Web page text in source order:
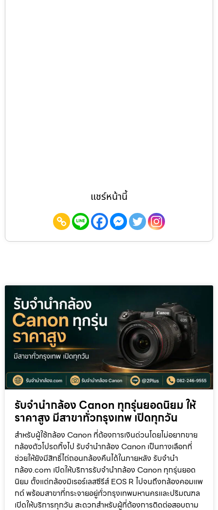
แชร์หน้านี้
รับจำนำกล้อง Canon ทุกรุ่นยอดนิยม ให้
ราคาสูง มีสาขาทั่วกรุงเทพ เปิดทุกวัน
สำหรับผู้ใช้กล้อง Canon ที่ต้องการเงินด่วนโดยไม่อยากขาย
กล้องตัวโปรดทิ้งไป รับจำนำกล้อง Canon เป็นทางเลือกที่
ช่วยให้ยังมีสิทธิ์ไถ่ถอนกล้องคืนได้ในภายหลัง รับจำนำ
กล้อง.com เปิดให้บริการรับจำนำกล้อง Canon ทุกรุ่นยอด
นิยม ตั้งแต่กล้องมิเรอร์เลสซีรีส์ EOS R ไปจนถึงกล้องคอมแพ
กต์ พร้อมสาขาที่กระจายอยู่ทั่วกรุงเทพมหานครและปริมณฑล
เปิดให้บริการทุกวัน สะดวกสำหรับผู้ที่ต้องการติดต่อสอบถาม